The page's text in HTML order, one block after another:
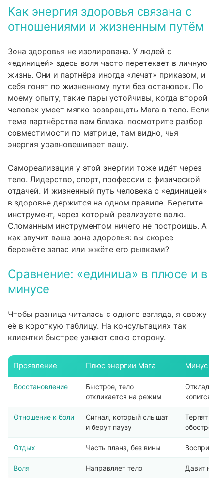
Как энергия здоровья связана с
отношениями и жизненным путём
Зона здоровья не изолирована. У людей с
«единицей» здесь воля часто перетекает в личную
жизнь. Они и партнёра иногда «лечат» приказом, и
себя гонят по жизненному пути без остановок. По
моему опыту, такие пары устойчивы, когда второй
человек умеет мягко возвращать Мага в тело. Если
тема партнёрства вам близка, посмотрите разбор
совместимости по матрице, там видно, чья
энергия уравновешивает вашу.
Самореализация у этой энергии тоже идёт через
тело. Лидерство, спорт, профессии с физической
отдачей. И жизненный путь человека с «единицей»
в здоровье держится на одном правиле. Берегите
инструмент, через который реализуете волю.
Сломанным инструментом ничего не построишь. А
как звучит ваша зона здоровья: вы скорее
бережёте запас или жжёте его рывками?
Сравнение: «единица» в плюсе и в
минусе
Чтобы разница читалась с одного взгляда, я свожу
её в короткую таблицу. На консультациях так
клиентки быстрее узнают свою сторону.
Проявление Плюс энергии Мага Минус
Восстановление
Быстрое, тело
откликается на режим
копится
Отношение к боли
Сигнал, который слышат
и берут паузу
Терпят и
Отдых Часть плана, без вины
Воля Направляет тело Давит на